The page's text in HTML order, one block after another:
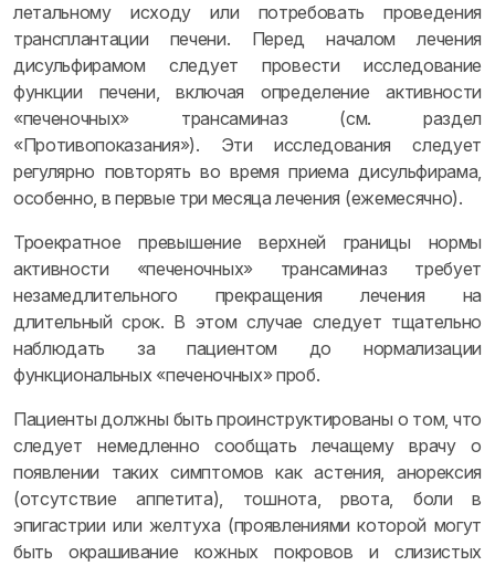
летальному исходу или потребовать проведения
трансплантации печени. Перед началом лечения
дисульфирамом следует провести исследование
функции печени, включая определение активности
«печеночных» трансаминаз (см. раздел
«Противопоказания»). Эти исследования следует
регулярно повторять во время приема дисульфирама,
особенно, в первые три месяца лечения (ежемесячно).
Троекратное превышение верхней границы нормы
активности «печеночных» трансаминаз требует
незамедлительного прекращения лечения на
длительный срок. В этом случае следует тщательно
наблюдать за пациентом до нормализации
функциональных «печеночных» проб.
Пациенты должны быть проинструктированы о том, что
следует немедленно сообщать лечащему врачу о
появлении таких симптомов как астения, анорексия
(отсутствие аппетита), тошнота, рвота, боли в
эпигастрии или желтуха (проявлениями которой могут
быть окрашивание кожных покровов и слизистых